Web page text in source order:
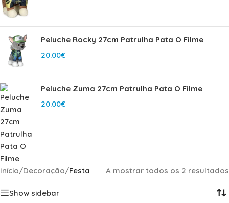
Peluche Rocky 27cm Patrulha Pata O Filme
20.00€
Peluche Zuma 27cm Patrulha Pata O Filme
20.00€
Início/Decoração/Festa A mostrar todos os 2 resultados
Show sidebar